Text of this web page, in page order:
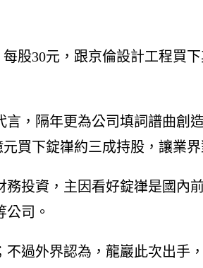
股30元，跟京倫設計工程買
，隔年更為公司填詞譜曲
買下錠嵂約三成持股，讓業
投資，主因看好錠嵂是國內
司。
過外界認為，龍巖此次出手